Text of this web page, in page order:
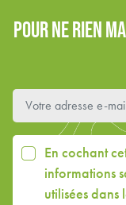
POUR NE RIEN
En cochant
informations
utilisées